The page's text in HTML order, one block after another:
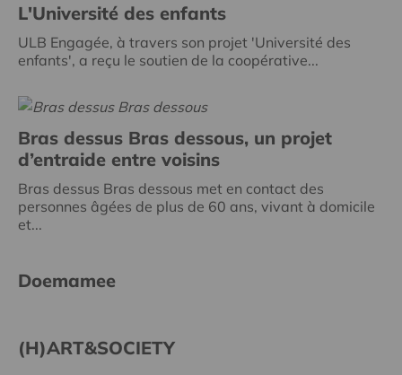
L'Université des enfants
ULB Engagée, à travers son projet 'Université des
enfants', a reçu le soutien de la coopérative...
Bras dessus Bras dessous, un projet
d’entraide entre voisins
Bras dessus Bras dessous met en contact des
personnes âgées de plus de 60 ans, vivant à domicile
et...
Doemamee
(H)ART&SOCIETY